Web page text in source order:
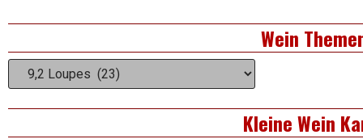
Beiträge
Right
Asides
Wein
Wein
Themen
Kleine Wein